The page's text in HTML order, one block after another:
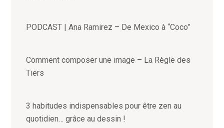
PODCAST | Ana Ramirez – De Mexico à “Coco”
Comment composer une image – La Règle des
Tiers
3 habitudes indispensables pour être zen au
quotidien… grâce au dessin !